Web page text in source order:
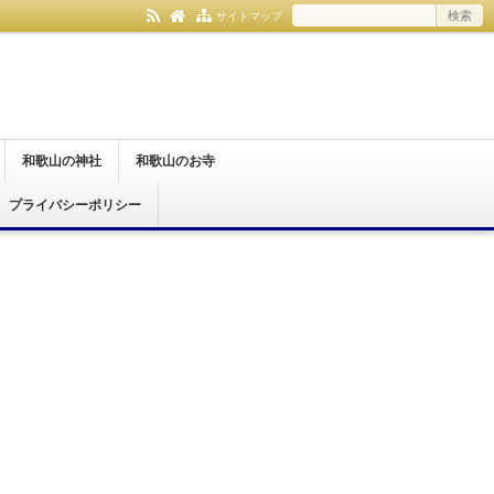
サイトマップ
和歌山の神社
和歌山市
紀の川市
伊都郡
日高郡
那智勝浦町
和歌山のお寺
和歌山市
橋本市
紀の川市
有田郡
伊都郡
日高郡
那智勝浦町
プライバシーポリシー